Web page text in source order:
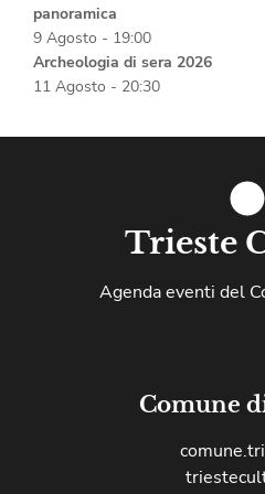
panoramica
9 Agosto - 19:00
Archeologia di sera 2026
11 Agosto - 20:30
Trieste
Agenda eventi del
Comune